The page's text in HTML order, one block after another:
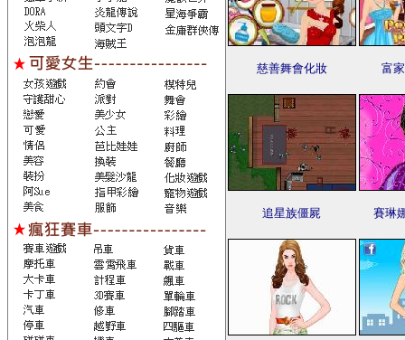
慈善舞會化妝 富
追星族僵屍 賽琳